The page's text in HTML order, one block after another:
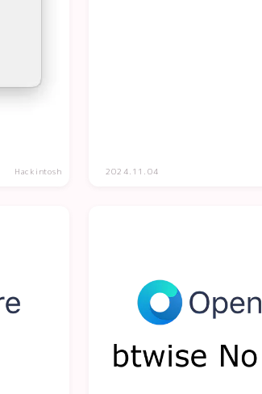
Hackintosh 2024.11.04